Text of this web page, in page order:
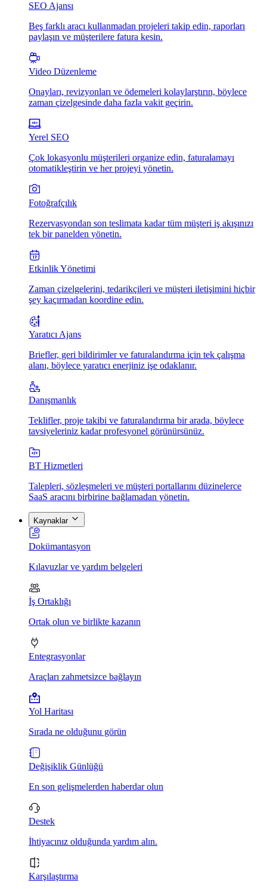
SEO Ajansı
Beş farklı aracı kullanmadan projeleri takip edin, raporları
paylaşın ve müşterilere fatura kesin.
Video Düzenleme
Onayları, revizyonları ve ödemeleri kolaylarştırın, böylece
zaman çizelgesinde daha fazla vakit geçirin.
Yerel SEO
Çok lokasyonlu müşterileri organize edin, faturalamayı
otomatikleştirin ve her projeyi yönetin.
Fotoğrafçılık
Rezervasyondan son teslimata kadar tüm müşteri iş akışınızı
tek bir panelden yönetin.
Etkinlik Yönetimi
Zaman çizelgelerini, tedarikçileri ve müşteri iletişimini hiçbir
şey kaçırmadan koordine edin.
Yaratıcı Ajans
Briefler, geri bildirimler ve faturalandırma için tek çalışma
alanı, böylece yaratıcı enerjiniz işe odaklanır.
Danışmanlık
Teklifler, proje takibi ve faturalandırma bir arada, böylece
tavsiyeleriniz kadar profesyonel görünürsünüz.
BT Hizmetleri
Talepleri, sözleşmeleri ve müşteri portallarını düzinelerce
SaaS aracını birbirine bağlamadan yönetin.
Kaynaklar
Dokümantasyon
Kılavuzlar ve yardım belgeleri
İş Ortaklığı
Ortak olun ve birlikte kazanın
Entegrasyonlar
Araçları zahmetsizce bağlayın
Yol Haritası
Sırada ne olduğunu görün
Değişiklik Günlüğü
En son gelişmelerden haberdar olun
Destek
İhtiyacınız olduğunda yardım alın.
Karşılaştırma